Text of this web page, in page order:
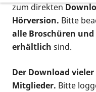
zum direkten
Hörversion. Bitte
alle Broschüren
erhältlich sind.
Der Download
Mitglieder. Bitte